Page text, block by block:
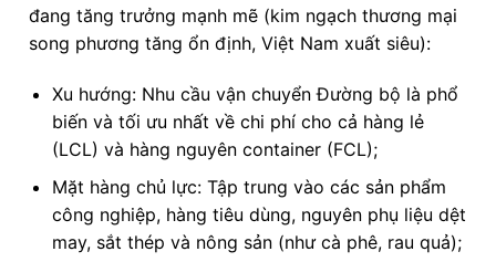
đang tăng trưởng mạnh mẽ (kim ngạch thương mại
song phương tăng ổn định, Việt Nam xuất siêu):
Xu hướng: Nhu cầu vận chuyển Đường bộ là phổ
biến và tối ưu nhất về chi phí cho cả hàng lẻ
(LCL) và hàng nguyên container (FCL);
Mặt hàng chủ lực: Tập trung vào các sản phẩm
công nghiệp, hàng tiêu dùng, nguyên phụ liệu dệt
may, sắt thép và nông sản (như cà phê, rau quả);